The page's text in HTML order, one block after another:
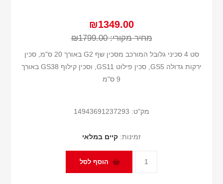
₪1349.00
מחיר מקורי: ₪1799.00
סט 4 סכיני גלובל המורכב מסכין שף G2 באורך 20 ס"מ, סכין
ירקות גדולה GS5, סכין פילוט GS11, וסכין קילוף GS38 באורך
9 ס"מ
מק"ט: 14943691237293
זמינות: קיים במלאי